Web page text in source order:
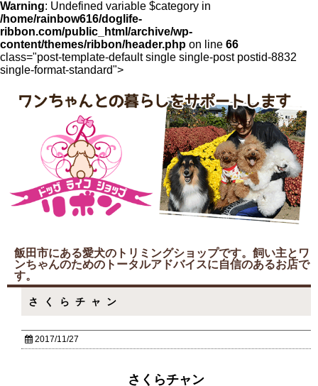
Warning: Undefined variable $category in
/home/rainbow616/doglife-
ribbon.com/public_html/archive/wp-
content/themes/ribbon/header.php on line 66
class="post-template-default single single-post postid-8832
single-format-standard">
飯田市にある愛犬のトリミングショップです。飼い主とワ
ンちゃんのためのトータルアドバイスに自信のあるお店で
す。
さくらチャン
2017/11/27
さくらチャン